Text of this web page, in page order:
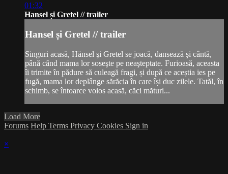
01:32
Hansel și Gretel // trailer
Hansel și Gretel // trailer
Singuri acasă, Hänsel şi Gretel se joacă, dansează şi cântă,
până când mama lor soseşte pe neaşteptate. Furioasă, aceasta
îi trimite în pădure să culeagă fragi, și după ce aceștia ies pe
fugă, mama lor deplânge sărăcia în care își duc zilele. Tatăl, în
schimb, se întoarce voios acasă, căci mături...
Load More
Forums Help Terms Privacy Cookies Sign in
×